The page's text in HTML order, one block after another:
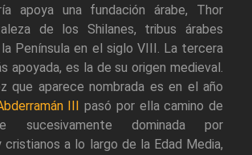
apoya una fundación árabe, Thor
de los Shilanes, tribus árabes
Península en el siglo VIII. La tercera
apoyada, es la de su origen medieval.
que aparece nombrada es en el año
III pasó por ella camino de
sucesivamente dominada por
cristianos a lo largo de la Edad Media,